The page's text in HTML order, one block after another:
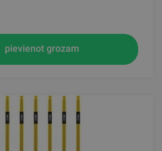
pievienot grozam